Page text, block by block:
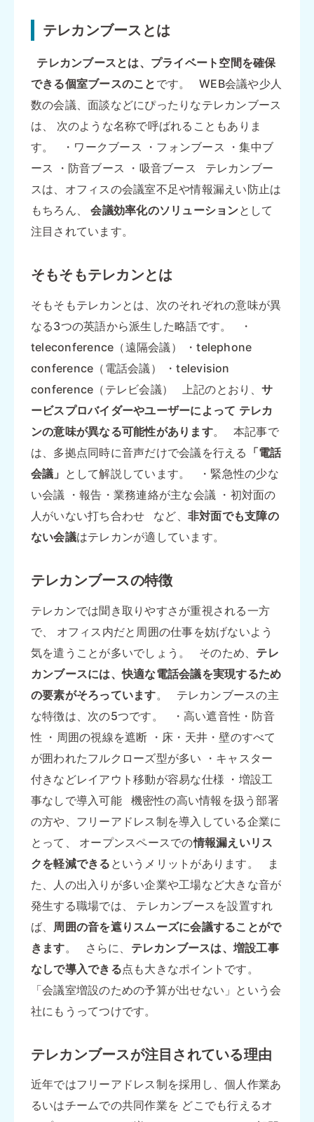
テレカンブースとは
テレカンブースとは、プライベート空間を確保
できる個室ブースのこと です。 WEB会議や少人
数の会議、面談などにぴったりなテレカンブース
は、 次のような名称で呼ばれることもありま
す。 ・ワークブース ・フォンブース ・集中ブ
ース ・防音ブース ・吸音ブース テレカンブー
スは、オフィスの会議室不足や情報漏えい防止は
もちろん、会議効率化のソリューションとして
注目されています。
そもそもテレカンとは
そもそもテレカンとは、次のそれぞれの意味が異
なる3つの英語から派生した略語です。 ・
teleconference（遠隔会議） ・telephone
conference（電話会議） ・television
conference（テレビ会議） 上記のとおり、サ
ービスプロバイダーやユーザーによって テレカ
ンの意味が異なる可能性があります。 本記事で
は、多拠点同時に音声だけで会議を行える 「電話
会議」 として解説しています。 ・緊急性の少な
い会議 ・報告・業務連絡が主な会議 ・初対面の
人がいない打ち合わせ など、 非対面でも支障の
ない会議はテレカンが適しています。
テレカンブースの特徴
テレカンでは聞き取りやすさが重視される一方
で、 オフィス内だと周囲の仕事を妨げないよう
気を遣うことが多いでしょう。 そのため、 テレ
カンブースには、快適な電話会議を実現するため
の要素がそろっています。 テレカンブースの主
な特徴は、次の5つです。 ・高い遮音性・防音
性 ・周囲の視線を遮断 ・床・天井・壁のすべて
が囲われたフルクローズ型が多い ・キャスター
付きなどレイアウト移動が容易な仕様 ・増設工
事なしで導入可能 機密性の高い情報を扱う部署
の方や、フリーアドレス制を導入している企業に
とって、 オープンスペースでの情報漏えいリス
クを軽減できる というメリットがあります。 ま
た、人の出入りが多い企業や工場など大きな音が
発生する職場では、 テレカンブースを設置すれ
ば、 周囲の音を遮りスムーズに会議することがで
きます。 さらに、 テレカンブースは、増設工事
なしで導入できる点も大きなポイントです。
「会議室増設のための予算が出せない」という会
社にもうってつけです。
テレカンブースが注目されている理由
近年ではフリーアドレス制を採用し、個人作業あ
るいはチームでの共同作業を どこでも行えるオ